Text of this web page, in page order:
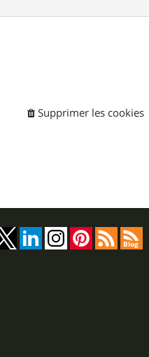
Supprimer les cookies